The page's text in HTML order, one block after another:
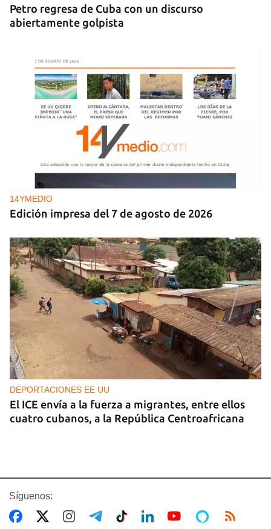
Petro regresa de Cuba con un discurso
abiertamente golpista
14YMEDIO
Edición impresa del 7 de agosto de 2026
DEPORTACIONES EE UU
El ICE envía a la fuerza a migrantes, entre ellos
cuatro cubanos, a la República Centroafricana
Síguenos: